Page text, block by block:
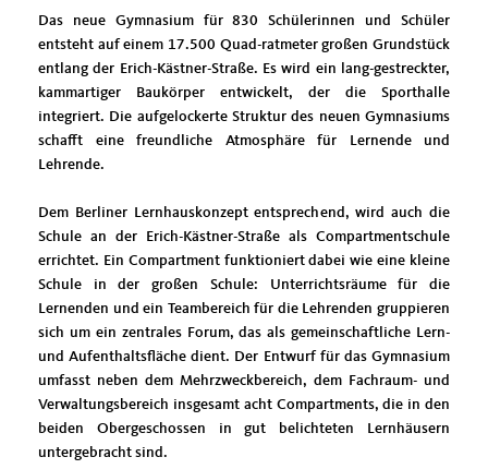
Das neue Gymnasium für 830 Schülerinnen und Schüler
entsteht auf einem 17.500 Quad-ratmeter großen Grundstück
entlang der Erich-Kästner-Straße. Es wird ein lang-gestreckter,
kammartiger Baukörper entwickelt, der die Sporthalle
integriert. Die aufgelockerte Struktur des neuen Gymnasiums
schafft eine freundliche Atmosphäre für Lernende und
Lehrende.
Dem Berliner Lernhauskonzept entsprechend, wird auch die
Schule an der Erich-Kästner-Straße als Compartmentschule
errichtet. Ein Compartment funktioniert dabei wie eine kleine
Schule in der großen Schule: Unterrichtsräume für die
Lernenden und ein Teambereich für die Lehrenden gruppieren
sich um ein zentrales Forum, das als gemeinschaftliche Lern-
und Aufenthaltsfläche dient. Der Entwurf für das Gymnasium
umfasst neben dem Mehrzweckbereich, dem Fachraum- und
Verwaltungsbereich insgesamt acht Compartments, die in den
beiden Obergeschossen in gut belichteten Lernhäusern
untergebracht sind.